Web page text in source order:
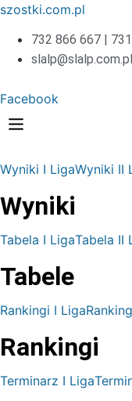
szostki.com.pl
732 866 667 |
slalp@slalp.com.pl
Facebook
Wyniki I LigaWyniki II
Wyniki
Tabela I LigaTabela II
Tabele
Rankingi I Liga
Rankingi
Terminarz I Liga